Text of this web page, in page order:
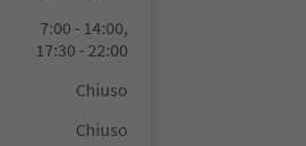
7:00 - 14:00,
17:30 - 22:00
Chiuso
Chiuso